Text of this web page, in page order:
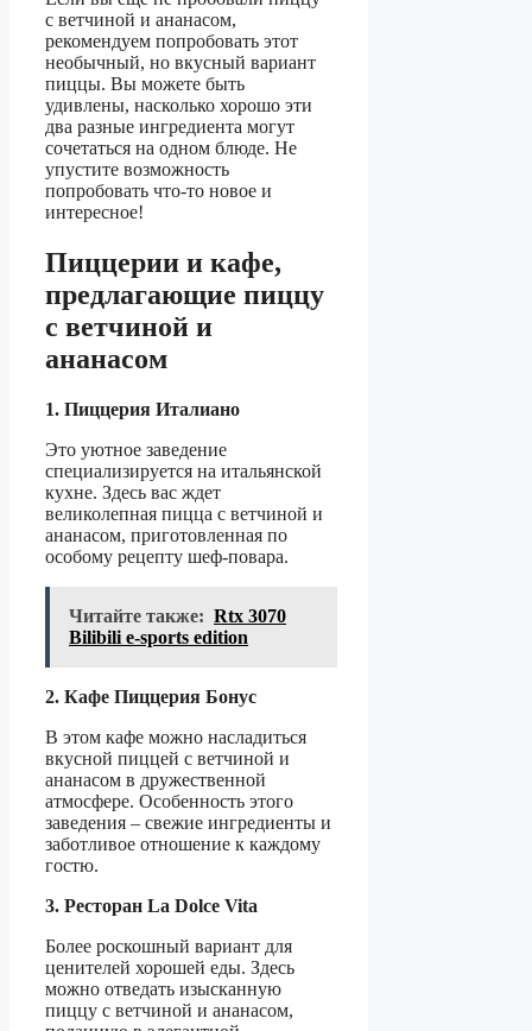
с ветчиной и ананасом,
рекомендуем попробовать этот
необычный, но вкусный вариант
пиццы. Вы можете быть
удивлены, насколько хорошо эти
два разные ингредиента могут
сочетаться на одном блюде. Не
упустите возможность
попробовать что-то новое и
интересное!
Пиццерии и кафе,
предлагающие пиццу
с ветчиной и
ананасом
1. Пиццерия Италиано
Это уютное заведение
специализируется на итальянской
кухне. Здесь вас ждет
великолепная пицца с ветчиной и
ананасом, приготовленная по
особому рецепту шеф-повара.
Читайте также: Rtx 3070
Bilibili e-sports edition
2. Кафе Пиццерия Бонус
В этом кафе можно насладиться
вкусной пиццей с ветчиной и
ананасом в дружественной
атмосфере. Особенность этого
заведения – свежие ингредиенты и
заботливое отношение к каждому
гостю.
3. Ресторан La Dolce Vita
Более роскошный вариант для
ценителей хорошей еды. Здесь
можно отведать изысканную
пиццу с ветчиной и ананасом,